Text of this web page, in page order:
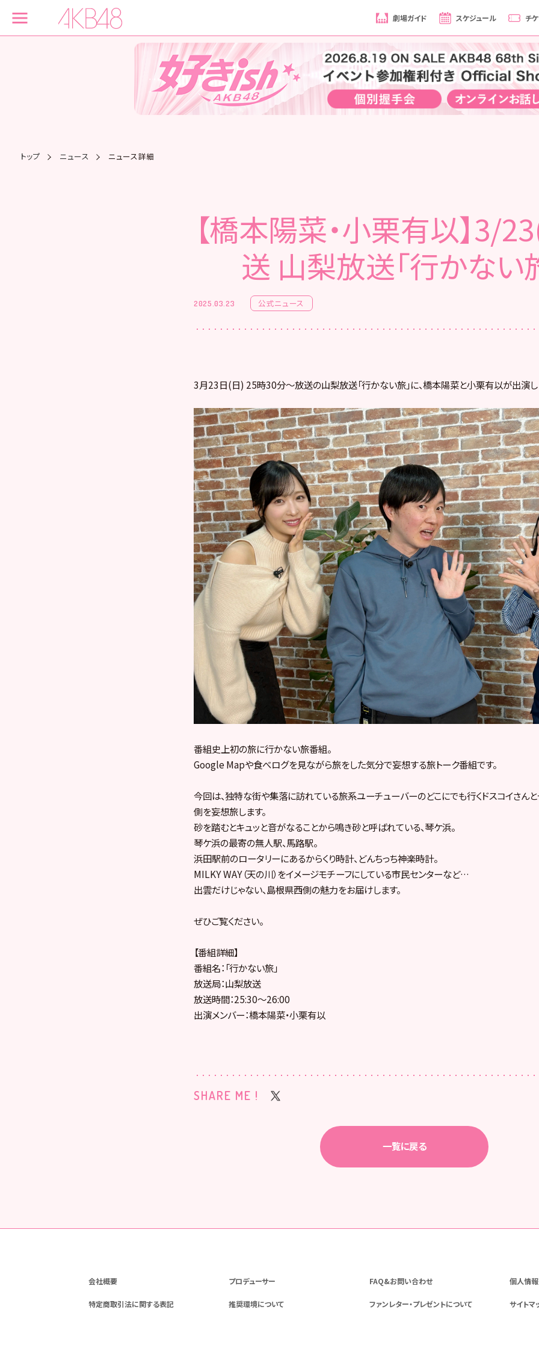
劇場ガイド スケジュール チ
トップ ニュース ニュース詳細
【橋本陽菜・小栗有以】3/
送 山梨放送「行かない
2025.03.23 公式ニュース
3月23日(日) 25時30分〜放送の山梨放送「行かない旅」に、橋本陽菜と小栗有以が出演し
番組史上初の旅に行かない旅番組。
Google Mapや食べログを見ながら旅をした気分で妄想する旅トーク番組です。
今回は、独特な街や集落に訪れている旅系ユーチューバーのどこにでも行くドスコイさん
側を妄想旅します。
砂を踏むとキュッと音がなることから鳴き砂と呼ばれている、琴ケ浜。
琴ケ浜の最寄の無人駅、馬路駅。
浜田駅前のロータリーにあるからくり時計、どんちっち神楽時計。
MILKY WAY（天の川）をイメージモチーフにしている市民センターなど…
出雲だけじゃない、島根県西側の魅力をお届けします。
ぜひご覧ください。
【番組詳細】
番組名：「行かない旅」
放送局：山梨放送
放送時間：25:30〜26:00
出演メンバー：橋本陽菜・小栗有以
SHARE ME !
一覧に戻る
会社概要 プロデューサー FAQ&お問い合わせ 個人情
特定商取引法に関する表記 推奨環境について ファンレター・プレゼントについて サイトマ